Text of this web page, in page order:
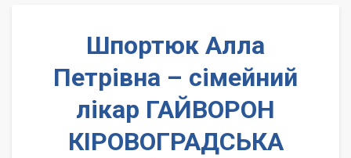
Шпортюк Алла
Петрівна – сімейний
лікар ГАЙВОРОН
КІРОВОГРАДСЬКА